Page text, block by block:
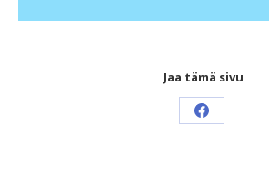
Jaa tämä sivu
Share